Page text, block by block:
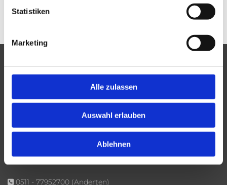
Statistiken
Marketing
Alle zulassen
Auswahl erlauben
Ablehnen
ADRESSE
Gesundheitszentrum bleib fit – mobil
Inhaberin: Ann-Cathrin Specht
Standort aus Anderten
30559 Hannover
 0511 - 77952700 (Anderten)